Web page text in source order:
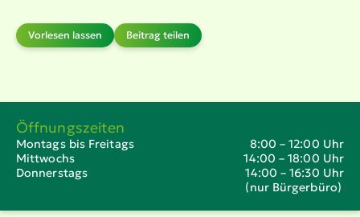
Öffnungszeiten
Montags bis Freitags
8:00 – 12:00 Uhr
Mittwochs
14:00 – 18:00 Uhr
Donnerstags
14:00 – 16:30 Uhr
(nur Bürgerbüro)
Vorlesen lassen Beitrag teilen